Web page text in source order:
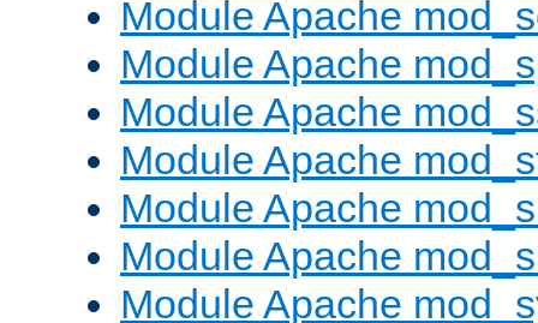
Module Apache
Module Apache
Module Apache
Module Apache
Module Apache
Module Apache
Module Apache